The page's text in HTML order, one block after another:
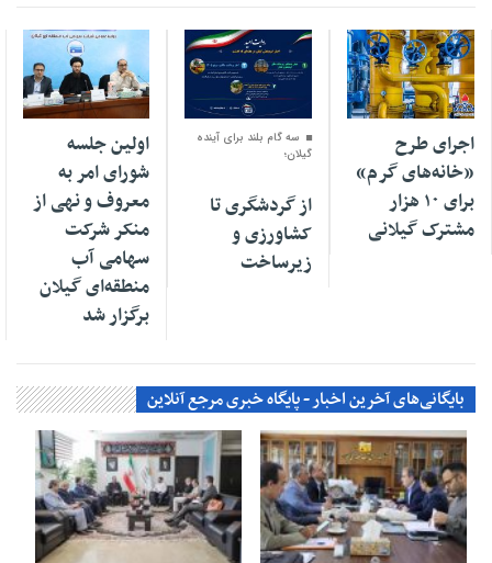
۰۶ مرداد ۱۴۰۵
اجرای طرح
«خانه‌های گرم»
برای ۱۰ هزار
مشترک گیلانی
۰۶ مرداد ۱۴۰۵
سه گام بلند برای آینده
گیلان؛
از گردشگری تا
کشاورزی و
زیرساخت
۰۶ مرداد ۱۴۰۵
اولین جلسه
شورای امر به
معروف و نهی از
منکر شرکت
سهامی آب
منطقه‌ای گیلان
برگزار شد
بایگانی‌های آخرین اخبار - پایگاه خبری مرجع آنلاین
۰۶ مرداد ۱۴۰۵